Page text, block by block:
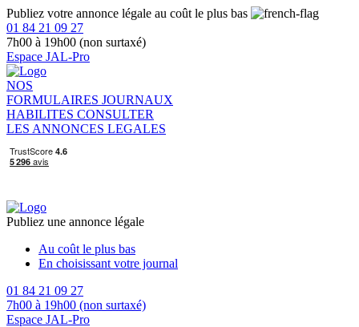
Publiez votre annonce légale au coût le plus bas
01 84 21 09 27
7h00 à 19h00 (non surtaxé)
Espace JAL-Pro
NOS
FORMULAIRES JOURNAUX
HABILITES CONSULTER
LES ANNONCES LEGALES
Publiez une annonce légale
Au coût le plus bas
En choisissant votre journal
01 84 21 09 27
7h00 à 19h00 (non surtaxé)
Espace JAL-Pro